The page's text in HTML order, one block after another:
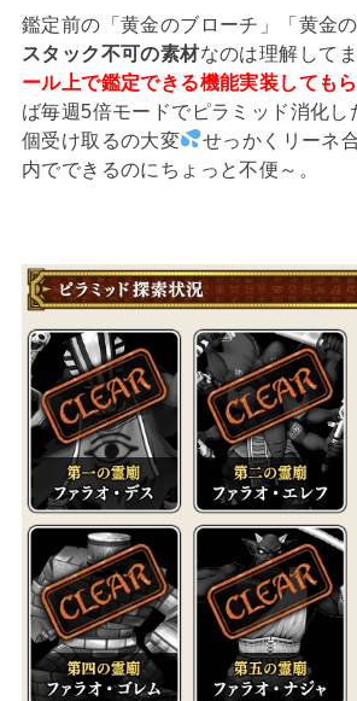
鑑定前の「黄金のブローチ」「黄金
スタック不可の素材なのは理解して
ール上で鑑定できる機能実装しても
ば毎週5倍モードでピラミッド消化
個受け取るの大変
せっかくリーネ
内でできるのにちょっと不便～。